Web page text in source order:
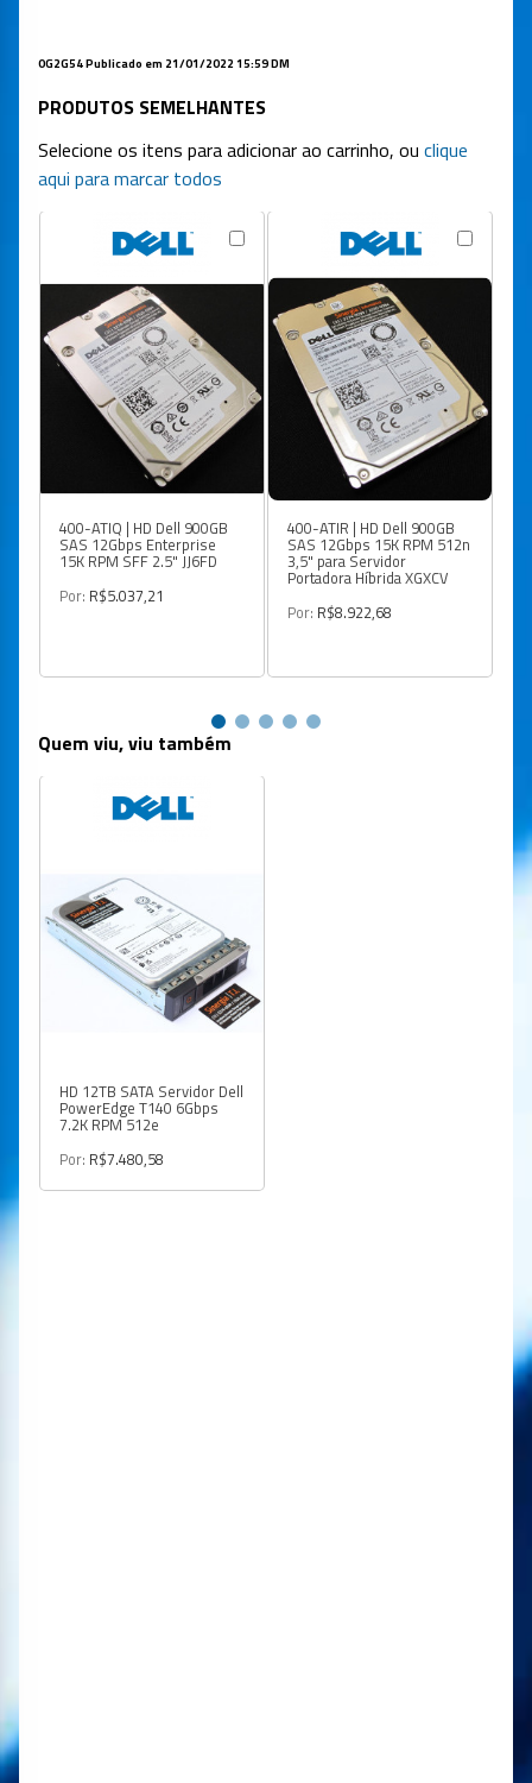
0G2G54 Publicado em 21/01/2022 15:59 DM
PRODUTOS SEMELHANTES
Selecione os itens para adicionar ao carrinho, ou clique
aqui para marcar todos
400-ATIQ | HD Dell 900GB
SAS 12Gbps Enterprise
15K RPM SFF 2.5" JJ6FD
Por: R$5.037,21
400-ATIR | HD Dell 900GB
SAS 12Gbps 15K RPM 512n
3,5" para Servidor
Portadora Híbrida XGXCV
Por: R$8.922,68
Quem viu, viu também
HD 12TB SATA Servidor Dell
PowerEdge T140 6Gbps
7.2K RPM 512e
Por: R$7.480,58